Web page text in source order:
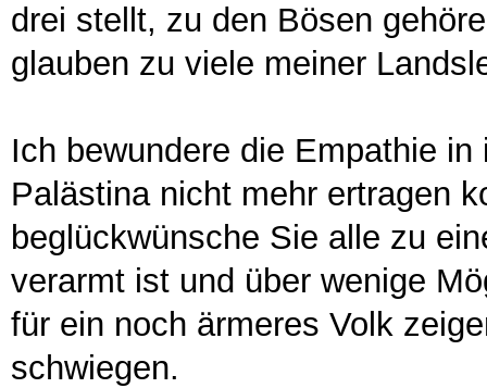
drei stellt, zu den Bösen
glauben zu viele meiner
Ich bewundere die Empathie
Palästina nicht mehr ertragen
beglückwünsche Sie alle zu
verarmt ist und über wenige
für ein noch ärmeres Volk
schwiegen.